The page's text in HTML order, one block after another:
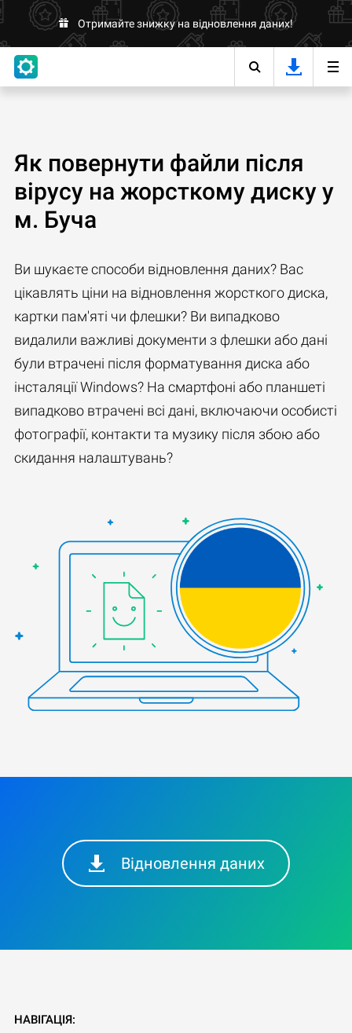
Отримайте знижку на відновлення даних!
Як повернути файли після
вірусу на жорсткому диску у
м. Буча
Ви шукаєте способи відновлення даних? Вас
цікавлять ціни на відновлення жорсткого диска,
картки пам'яті чи флешки? Ви випадково
видалили важливі документи з флешки або дані
були втрачені після форматування диска або
інсталяції Windows? На смартфоні або планшеті
випадково втрачені всі дані, включаючи особисті
фотографії, контакти та музику після збою або
скидання налаштувань?
Відновлення даних
НАВІГАЦІЯ: